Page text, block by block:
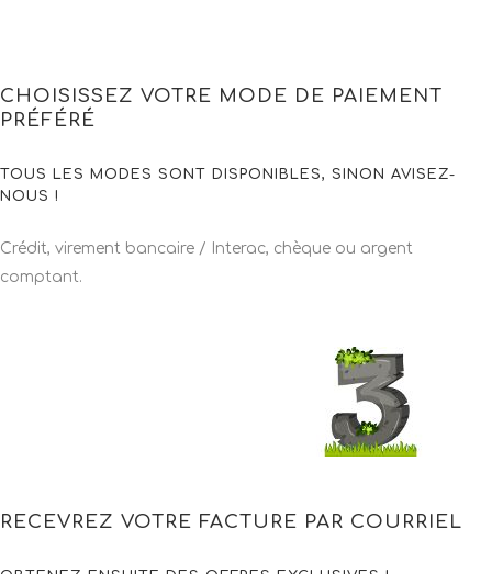
CHOISISSEZ VOTRE MODE DE PAIEMENT
PRÉFÉRÉ
TOUS LES MODES SONT DISPONIBLES, SINON AVISEZ-
NOUS !
Crédit, virement bancaire / Interac, chèque ou argent
comptant.
RECEVREZ VOTRE FACTURE PAR COURRIEL